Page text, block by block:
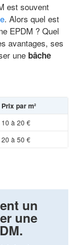
est souvent
. Alors quel est
EPDM ? Quel
avantages, ses
une bâche
Prix par m²
10 à 20 €
20 à 50 €
un
une